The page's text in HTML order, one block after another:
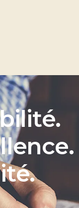
ilité.
llence.
ité.